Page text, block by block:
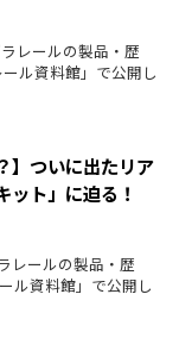
レールの製品・歴
ル資料館」で公開し
】ついに出たリア
ット」に迫る！
ールの製品・歴
ル資料館」で公開し